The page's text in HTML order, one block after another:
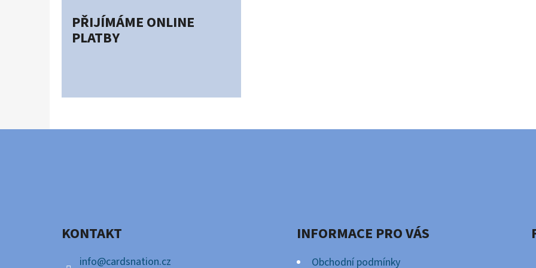
PŘIJÍMÁME ONLINE
PLATBY
KONTAKT
info@cardsnation.cz
INFORMACE PRO VÁS
Obchodní podmínky